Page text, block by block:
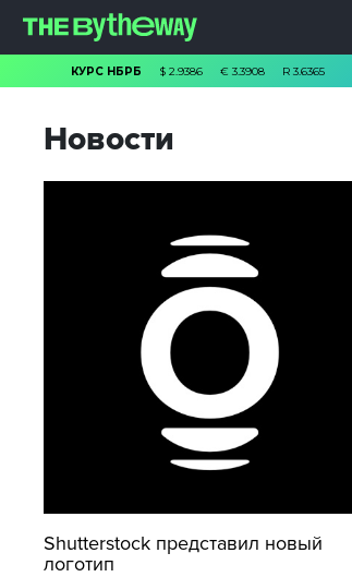
КУРС НБРБ $2.9386 € 3.3908 R3.6365
Новости
Shutterstock представил новый
логотип